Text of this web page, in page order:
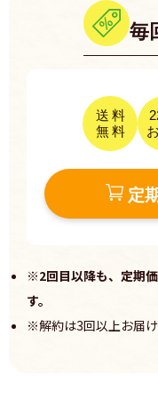
毎
送料
無料
定
※2回目以降も、定期
す。
※解約は3回以上お届け